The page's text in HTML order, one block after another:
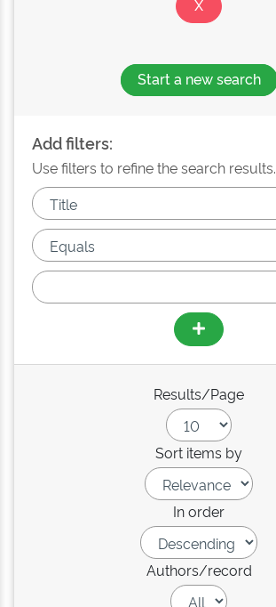
Start a new search
Add filters:
Use filters to refine the search results.
Results/Page
Sort items by
In order
Authors/record